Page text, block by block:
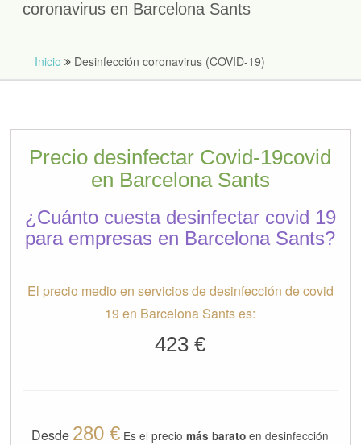
coronavirus en Barcelona Sants
Inicio Desinfección coronavirus (COVID-19)
Precio desinfectar Covid-19covid
en Barcelona Sants
¿Cuánto cuesta desinfectar covid 19
para empresas en Barcelona Sants?
El precio medio en servicios de desinfección de covid
19 en Barcelona Sants es:
423 €
Desde 280 € Es el preciomás barato en desinfección